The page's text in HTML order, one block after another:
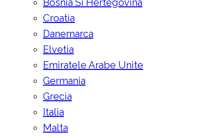
Bosnia Si Hertegovina
Croatia
Danemarca
Elvetia
Emiratele Arabe Unite
Germania
Grecia
Italia
Malta